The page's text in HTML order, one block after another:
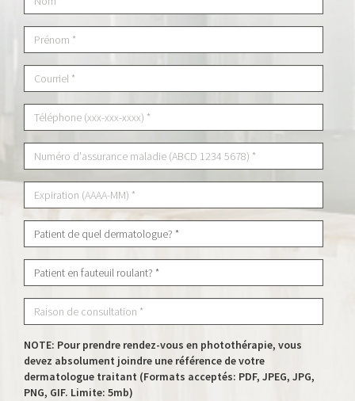
NOTE: Pour prendre rendez-vous en photothérapie, vous
devez absolument joindre une référence de votre
dermatologue traitant (Formats acceptés: PDF, JPEG, JPG,
PNG, GIF. Limite: 5mb)